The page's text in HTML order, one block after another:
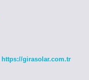
https://girasolar.com.tr